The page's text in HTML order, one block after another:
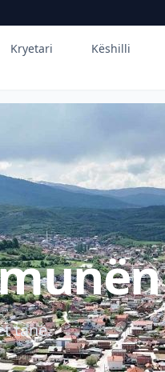
Kryetari Këshilli
tanë.